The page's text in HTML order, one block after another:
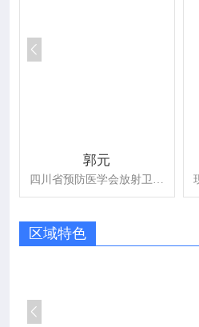
郭元

区域特色
